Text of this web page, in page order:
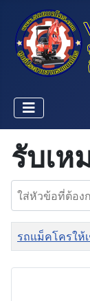
รับเห
ใส่หัวข้อที่ต้องการ
ชื่อ
รถแม็คโครให้